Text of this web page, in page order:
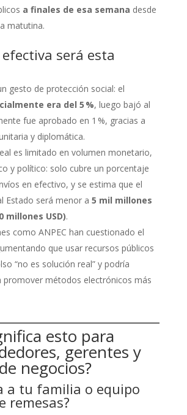
a finales de esa semana desde
matutina.
será esta
gesto de protección social: el
era del 5 %, luego bajó al
fue aprobado en 1 %, gracias a
y diplomática.
es limitado en volumen monetario,
y político: solo cubre un porcentaje
en efectivo, y se estima que el
Estado será menor a 5 mil millones
millones USD).
como ANPEC han cuestionado el
que usar recursos públicos
“no es solución real” y podría
promover métodos electrónicos más
esto para
gerentes y
negocios?
a tu familia o equipo
remesas?